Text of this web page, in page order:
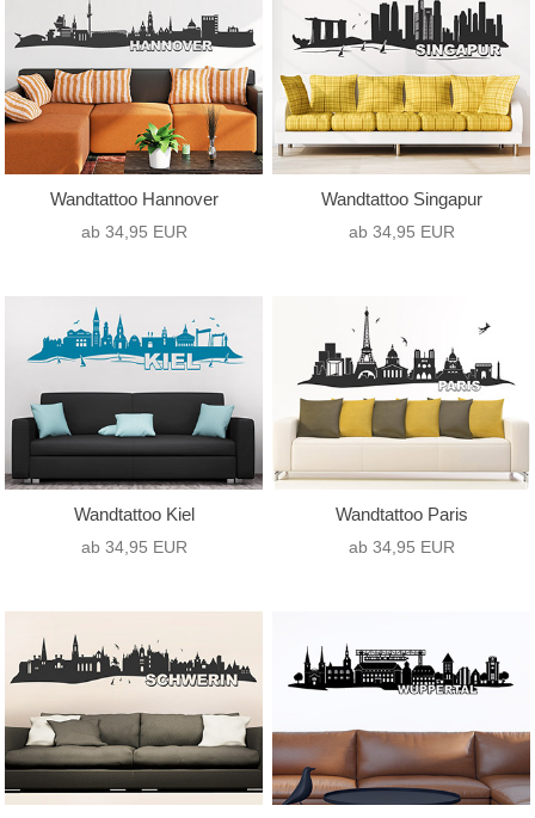
Wandtattoo Hannover
ab 34,95 EUR
Wandtattoo Singapur
ab 34,95 EUR
Wandtattoo Kiel
ab 34,95 EUR
Wandtattoo Paris
ab 34,95 EUR